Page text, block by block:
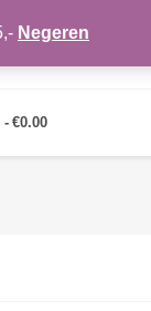
MIJN ACCOUNT
€0.00
Negeren